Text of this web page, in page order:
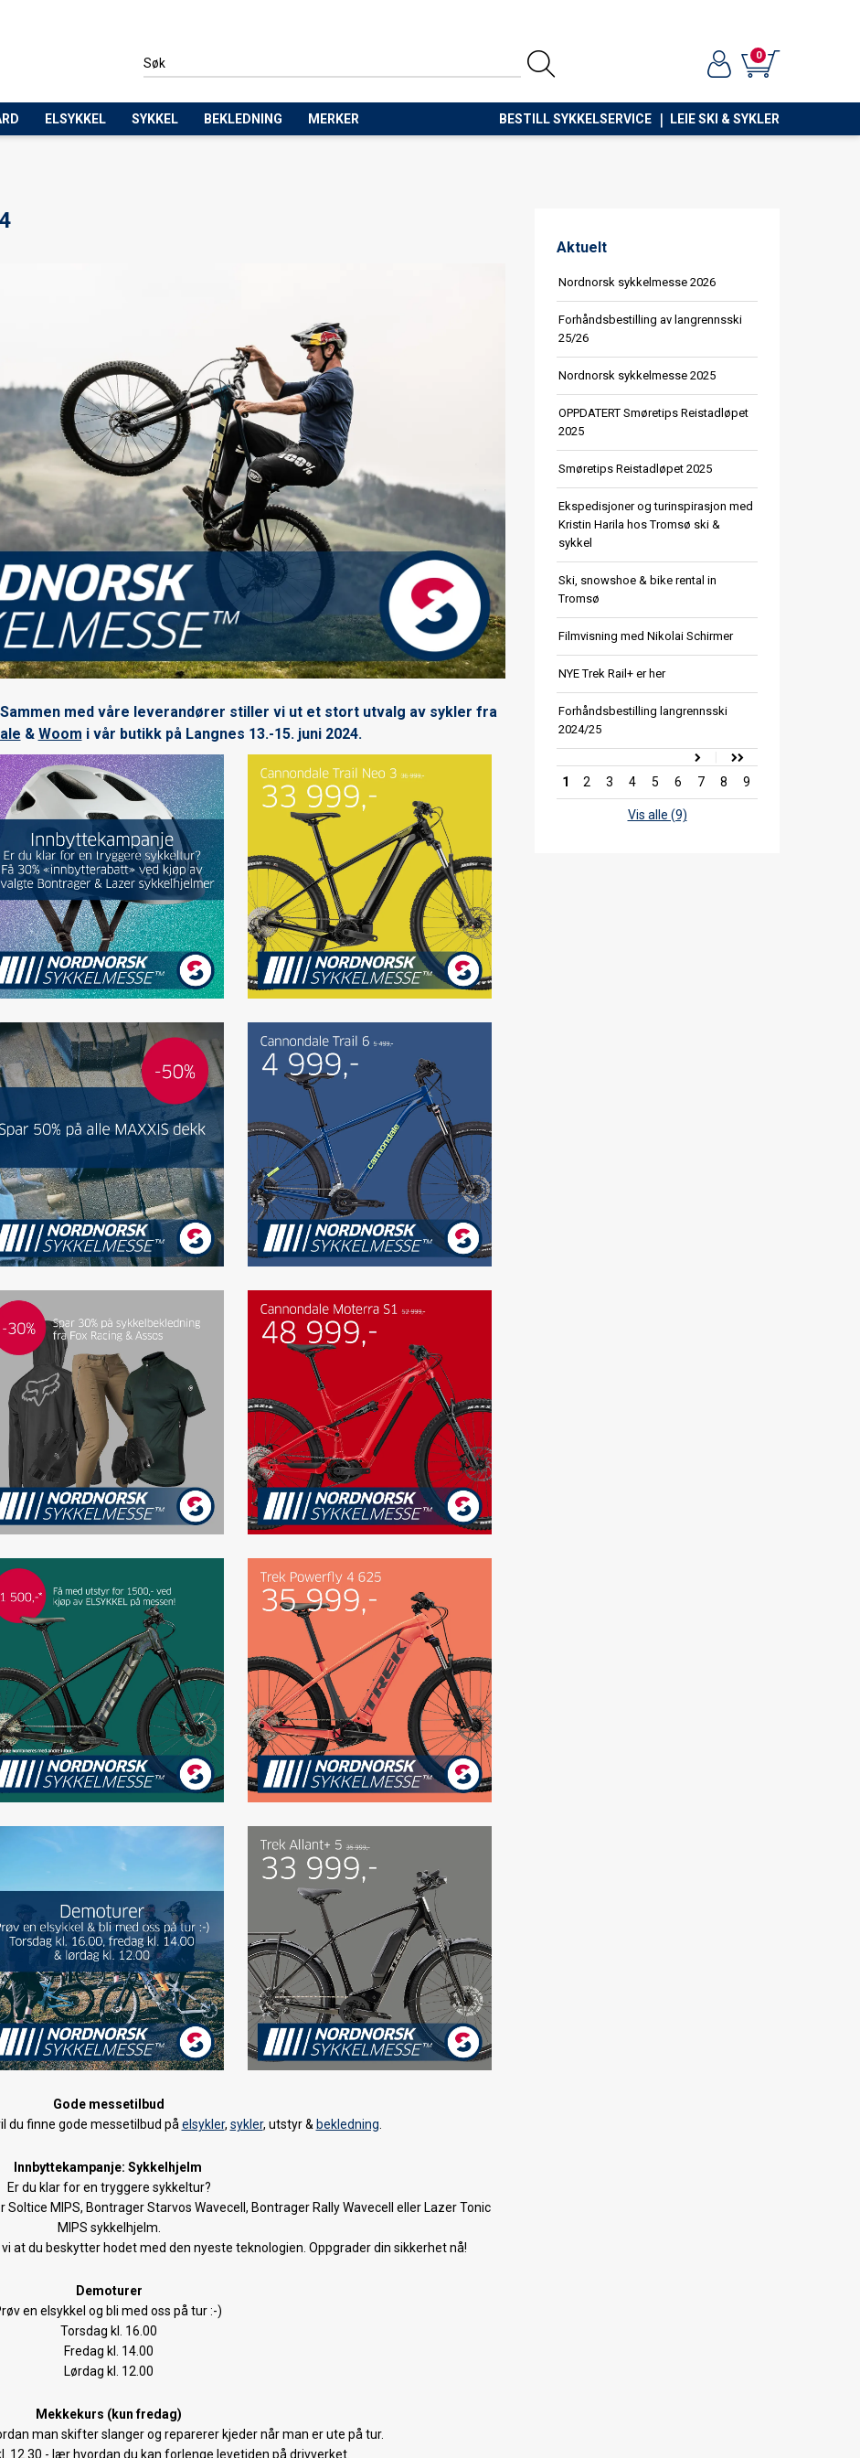
0
ELSYKKEL SYKKEL BEKLEDNING MERKER BESTILL SYKKELSERVICE LEIE SKI & SYKLER
Aktuelt
Nordnorsk sykkelmesse 2026
Forhåndsbestilling av langrennsski
25/26
Nordnorsk sykkelmesse 2025
OPPDATERT Smøretips Reistadløpet
2025
Smøretips Reistadløpet 2025
Ekspedisjoner og turinspirasjon med
Kristin Harila hos Tromsø ski &
sykkel
Ski, snowshoe & bike rental in
Tromsø
Filmvisning med Nikolai Schirmer
NYE Trek Rail+ er her
Forhåndsbestilling langrennsski
2024/25
1 2 3 4 5 6 7 8 9
Vis alle (9)
med våre leverandører stiller vi ut et stort utvalg av sykler fra
& Woom i vår butikk på Langnes 13.-15. juni 2024.
Gode messetilbud
du finne gode messetilbud påelsykler, sykler, utstyr & bekledning.
Innbyttekampanje: Sykkelhjelm
Er du klar for en tryggere sykkeltur?
MIPS, Bontrager Starvos Wavecell, Bontrager Rally Wavecell eller Lazer Tonic
MIPS sykkelhjelm.
at du beskytter hodet med den nyeste teknologien. Oppgrader din sikkerhet nå!
Demoturer
en elsykkel og bli med oss på tur :-)
Torsdag kl. 16.00
Fredag kl. 14.00
Lørdag kl. 12.00
Mekkekurs (kun fredag)
man skifter slanger og reparerer kjeder når man er ute på tur.
12.30 - lær hvordan du kan forlenge levetiden på drivverket.